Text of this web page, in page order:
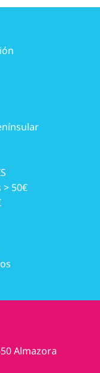
50€
Almazora